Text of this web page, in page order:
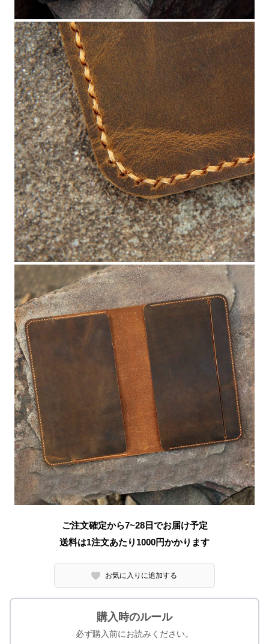
ご注文確定から7~28日でお届け予定
送料は1注文あたり 1000円かかります
お気に入りに追加する
購入時のルール
必ず購入前にお読みください。